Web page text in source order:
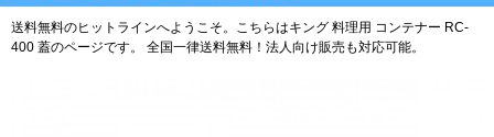
送料無料のヒットラインへようこそ。こちらはキング 料理用 コンテナー RC-
400 蓋のページです。
全国一律送料無料！法人向け販売も対応可能。